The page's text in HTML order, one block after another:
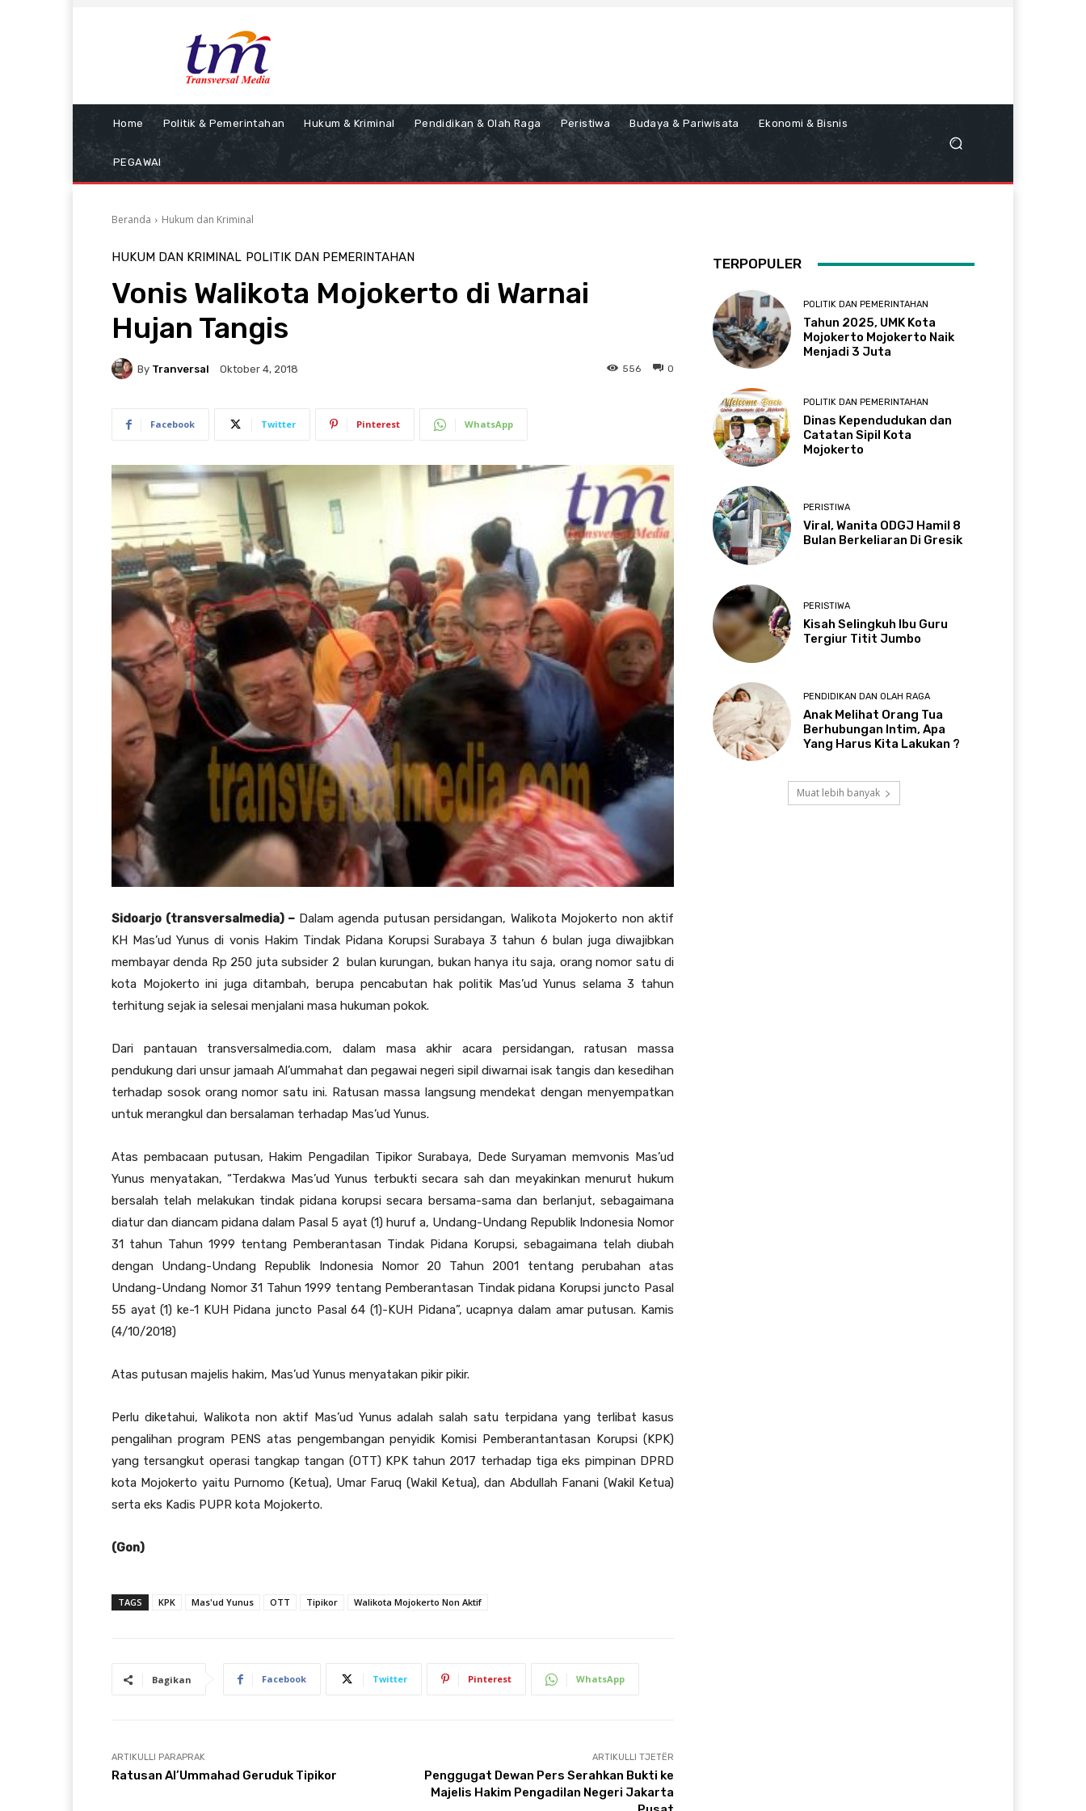
Home Politik & Pemerintahan Hukum & Kriminal Pendidikan & Olah Raga Peristiwa Budaya & Pariwisata Ekonomi & Bisnis
PEGAWAI
Beranda Hukum dan Kriminal
HUKUM DAN KRIMINAL POLITIK DAN PEMERINTAHAN
Vonis Walikota Mojokerto di Warnai
Hujan Tangis
By Tranversal Oktober 4, 2018 0
556
Facebook Twitter Pinterest WhatsApp
Sidoarjo (transversalmedia) – Dalam agenda putusan persidangan, Walikota Mojokerto non aktif
KH Mas’ud Yunus di vonis Hakim Tindak Pidana Korupsi Surabaya 3 tahun 6 bulan juga diwajibkan
membayar denda Rp 250 juta subsider 2 bulan kurungan, bukan hanya itu saja, orang nomor satu di
kota Mojokerto ini juga ditambah, berupa pencabutan hak politik Mas’ud Yunus selama 3 tahun
terhitung sejak ia selesai menjalani masa hukuman pokok.
Dari pantauan transversalmedia.com, dalam masa akhir acara persidangan, ratusan massa
pendukung dari unsur jamaah Al’ummahat dan pegawai negeri sipil diwarnai isak tangis dan kesedihan
terhadap sosok orang nomor satu ini. Ratusan massa langsung mendekat dengan menyempatkan
untuk merangkul dan bersalaman terhadap Mas’ud Yunus.
Atas pembacaan putusan, Hakim Pengadilan Tipikor Surabaya, Dede Suryaman memvonis Mas’ud
Yunus menyatakan, “Terdakwa Mas’ud Yunus terbukti secara sah dan meyakinkan menurut hukum
bersalah telah melakukan tindak pidana korupsi secara bersama-sama dan berlanjut, sebagaimana
diatur dan diancam pidana dalam Pasal 5 ayat (1) huruf a, Undang-Undang Republik Indonesia Nomor
31 tahun Tahun 1999 tentang Pemberantasan Tindak Pidana Korupsi, sebagaimana telah diubah
dengan Undang-Undang Republik Indonesia Nomor 20 Tahun 2001 tentang perubahan atas
Undang-Undang Nomor 31 Tahun 1999 tentang Pemberantasan Tindak pidana Korupsi juncto Pasal
55 ayat (1) ke-1 KUH Pidana juncto Pasal 64 (1)-KUH Pidana”, ucapnya dalam amar putusan. Kamis
(4/10/2018)
Atas putusan majelis hakim, Mas’ud Yunus menyatakan pikir pikir.
Perlu diketahui, Walikota non aktif Mas’ud Yunus adalah salah satu terpidana yang terlibat kasus
pengalihan program PENS atas pengembangan penyidik Komisi Pemberantantasan Korupsi (KPK)
yang tersangkut operasi tangkap tangan (OTT) KPK tahun 2017 terhadap tiga eks pimpinan DPRD
kota Mojokerto yaitu Purnomo (Ketua), Umar Faruq (Wakil Ketua), dan Abdullah Fanani (Wakil Ketua)
serta eks Kadis PUPR kota Mojokerto.
(Gon)
TAGS KPK Mas'ud Yunus OTT Tipikor Walikota Mojokerto Non Aktif
Bagikan Facebook Twitter Pinterest WhatsApp
ARTIKULLI PARAPRAK
Ratusan Al’Ummahad Geruduk Tipikor
ARTIKULLI TJETËR
Penggugat Dewan Pers Serahkan Bukti ke
Majelis Hakim Pengadilan Negeri Jakarta
TERPOPULER
POLITIK DAN PEMERINTAHAN
Tahun 2025, UMK Kota
Mojokerto Mojokerto Naik
Menjadi 3 Juta
POLITIK DAN PEMERINTAHAN
Dinas Kependudukan dan
Catatan Sipil Kota
Mojokerto
PERISTIWA
Viral, Wanita ODGJ Hamil 8
Bulan Berkeliaran Di Gresik
PERISTIWA
Kisah Selingkuh Ibu Guru
Tergiur Titit Jumbo
PENDIDIKAN DAN OLAH RAGA
Anak Melihat Orang Tua
Berhubungan Intim, Apa
Yang Harus Kita Lakukan ?
Muat lebih banyak